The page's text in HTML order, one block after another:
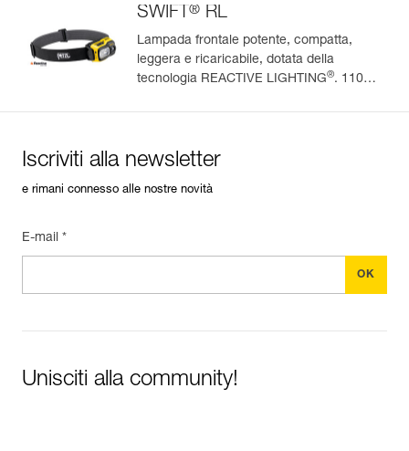
Gestisci e controlla facilmente i tuoi DPI
Importa ed esporta facilmente i dati dei tuoi DPI esistenti.
Visualizza lo storico di un prodotto dalla sua data di
Per saperne di più
SWIFT ® RL
Lampada frontale potente, compatta,
leggera e ricaricabile, dotata della
tecnologia REACTIVE LIGHTING®. 1100
Iscriviti alla newsletter
e rimani connesso alle nostre novità
E-mail *
Unisciti alla community!